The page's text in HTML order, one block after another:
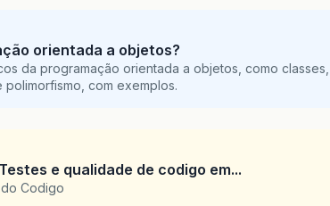
orientada a objetos?
da programação orientada a objetos, como classes,
com exemplos.
e qualidade de codigo em...
Codigo